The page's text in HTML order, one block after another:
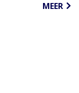
MEER